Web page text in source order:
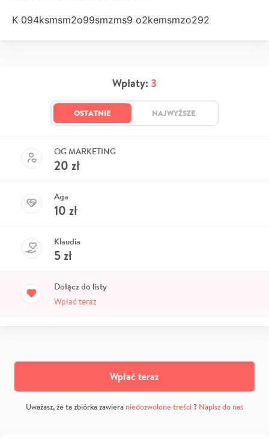
K 094ksmsm2o99smzms9 o2kemsmzo292
Wpłaty: 3
OSTATNIE NAJWYŻSZE
OG MARKETING
20 zł
Aga
10 zł
Klaudia
5zł
Dołącz do listy
Wpłać teraz
Wpłać teraz
Uważasz, że ta zbiórka zawiera niedozwolone treści? Napisz do nas